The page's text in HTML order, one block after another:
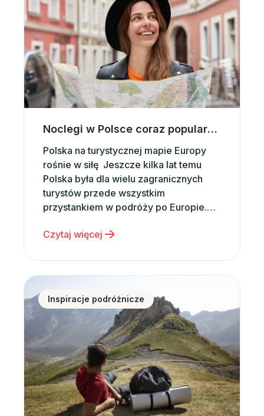
Noclegi w Polsce coraz popularniejsze wśród zagranicznych turystów. Co przyciąga ich do naszego kraju?
Polska na turystycznej mapie Europy
rośnie w siłę Jeszcze kilka lat temu
Polska była dla wielu zagranicznych
turystów przede wszystkim
przystankiem w podróży po Europie.
celem wakacyjnych wyjazdów.
2025 roku Polskę odwiedziło 21,4 mln
turystów zagranicznych, czyli o
około 9% więcej niż rok wcześniej. Co
więcej, tempo…
Czytaj więcej
Zakopane na początek wakacji – dlaczego warto
Inspiracje podróżnicze